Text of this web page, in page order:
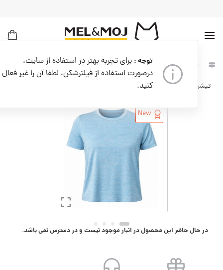
توجه : برای تجربه بهتر در استفاده از سایت،
درصورت استفاده از فیلترشکن، لطفا آن را غیر فعال
کنید.
بروید
لباس زنانه
تیشرت ورزشی زنانه کدW09073-004
New
در حال حاضر این محصول در انبار موجود نیست و در دسترس نمی باشد.